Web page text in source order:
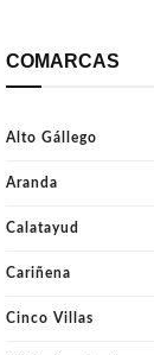
COMARCAS
Alto Gállego
Aranda
Calatayud
Cariñena
Cinco Villas